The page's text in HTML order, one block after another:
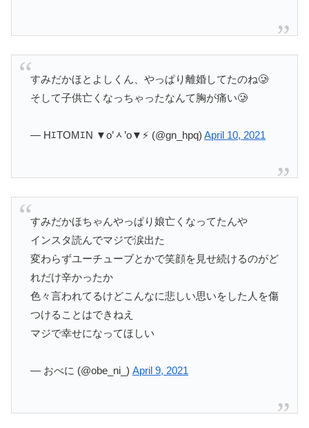
すみだかほとよしくん、やっぱり離婚してたのね🥲
そして子供亡くなっちゃったなんて胸が痛い🥲
— HｴTOMｴN ▼o’ᆺ’o▼⚡ (@gn_hpq) April 10, 2021
すみだかほちゃんやっぱり娘亡くなってたんや
インスタ読んでマジで涙出た
変わらずユーチューブとかで笑顔を見せ続けるのがど
れだけ辛かったか
色々言われてるけどこんなに悲しい思いをした人を傷
つけることはできねえ
マジで幸せになってほしい
— おべに (@obe_ni_) April 9, 2021